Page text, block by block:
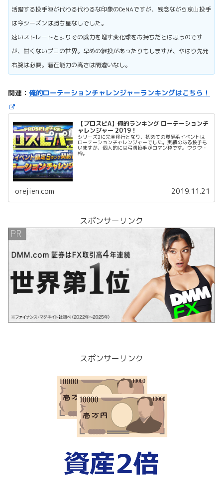
活躍する投手陣が代わる代わるな印象のDeNAですが、残念ながら京山投手
は今シーズンは勝ち星なしでした。
速いストレートとよりその威力を増す変化球をお持ちだとは思うのです
が、甘くないプロの世界。早めの継投があったりもしますが、やはり先発
右腕は必要。潜在能力の高さは間違いなし。
関連： 俺的ローテーションチャレンジャーランキングはこちら！
【プロスピA】俺的ランキング ローテーションチ
ャレンジャー 2019！
シリーズ2に完全移行となり、初めての覚醒系イベントは
ローテーションチャレンジャーでした。実績のある投手も
いますが、個人的には弓削投手がロマン枠です。ワクワク
枠。
orejien.com 2019.11.21
スポンサーリンク
スポンサーリンク